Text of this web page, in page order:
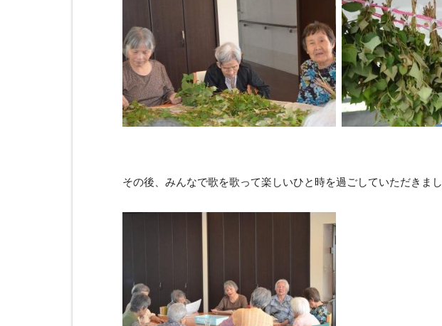
その後、みんなで歌を歌って楽しいひと時を過ごしていただきまし